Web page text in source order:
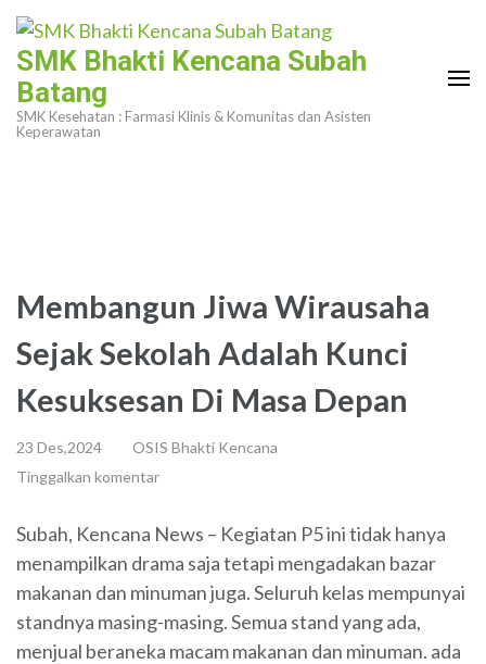
Lompat
konten
(Tekan
Enter)
SMK Bhakti Kencana Subah
Batang
SMK Kesehatan : Farmasi Klinis & Komunitas dan Asisten
Keperawatan
Membangun Jiwa Wirausaha
Sejak Sekolah Adalah Kunci
Kesuksesan Di Masa Depan
23 Des,2024
OSIS Bhakti Kencana
Tinggalkan komentar
Subah, Kencana News – Kegiatan P5 ini tidak hanya
menampilkan drama saja tetapi mengadakan bazar
makanan dan minuman juga. Seluruh kelas mempunyai
standnya masing-masing. Semua stand yang ada,
menjual beraneka macam makanan dan minuman. ada